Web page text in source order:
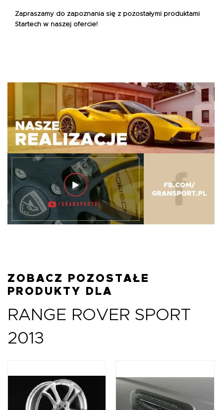
Zapraszamy do zapoznania się z pozostałymi produktami
Startech w naszej ofercie!
ZOBACZ POZOSTAŁE
PRODUKTY DLA
RANGE ROVER SPORT
2013